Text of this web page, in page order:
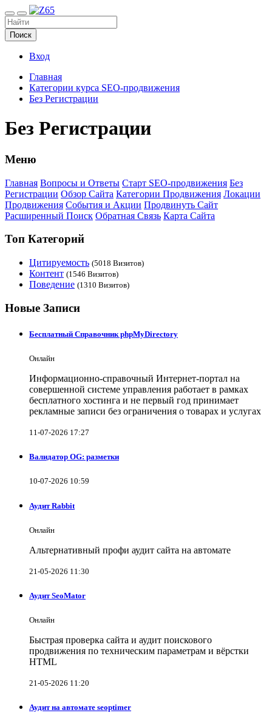
Поиск
Вход
Главная
Категории курса SEO-продвижения
Без Регистрации
Без Регистрации
Меню
Главная Вопросы и Ответы Старт SEO-продвижения Без
Регистрации Обзор Сайта Категории Продвижения Локации
Продвижения События и Акции Продвинуть Сайт
Расширенный Поиск Обратная Связь Карта Сайта
Топ Категорий
Цитируемость (5018 Визитов)
Контент (1546 Визитов)
Поведение (1310 Визитов)
Новые Записи
Бесплатный Справочник phpMyDirectory
Онлайн
Информационно-справочный Интернет-портал на
совершенной системе управления работает в рамках
бесплатного хостинга и не первый год принимает
рекламные записи без ограничения о товарах и услугах
11-07-2026 17:27
Валидатор OG: разметки
10-07-2026 10:59
Аудит Rabbit
Онлайн
Альтернативный профи аудит сайта на автомате
21-05-2026 11:30
Аудит SeoMator
Онлайн
Быстрая проверка сайта и аудит поискового
продвижения по техническим параметрам и вёрстки
HTML
21-05-2026 11:20
Аудит на автомате seoptimer